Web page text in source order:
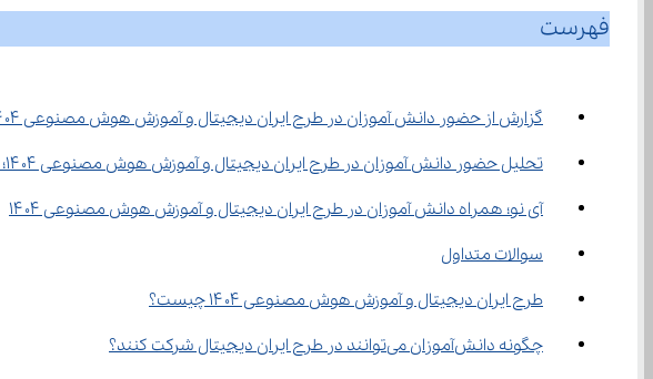
فهرست
گزارش از حضور دانش ‌آموزان در طرح ایران دیجیتال و آموزش هوش مصنوعی ۱۴۰۴
تحلیل حضور دانش ‌آموزان در طرح ایران دیجیتال و آموزش هوش مصنوعی ۱۴۰۴؛ فرصت‌ ها و چالش ‌ها
آی نو؛ همراه دانش ‌آموزان در طرح ایران دیجیتال و آموزش هوش مصنوعی ۱۴۰۴
سوالات متداول
طرح ایران دیجیتال و آموزش هوش مصنوعی ۱۴۰۴ چیست؟
چگونه دانش‌آموزان می‌توانند در طرح ایران دیجیتال شرکت کنند؟